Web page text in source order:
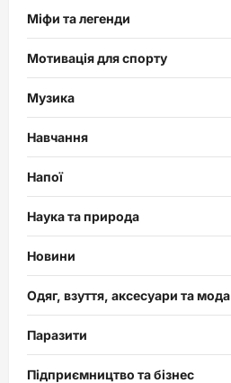
Міфи та легенди
Мотивація для спорту
Музика
Навчання
Напої
Наука та природа
Новини
Одяг, взуття, аксесуари та мода
Паразити
Підприємництво та бізнес